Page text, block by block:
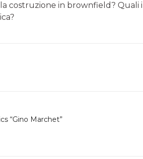
costruzione in brownfield? Quali
“Gino Marchet”